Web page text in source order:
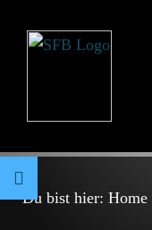
Du bist hier:Home